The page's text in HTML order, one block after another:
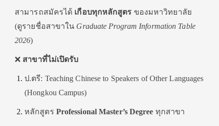
สามารถสมัครได้ เกือบทุกหลักสูตร ของมหาวิทยาลัย
(ดูรายชื่อสาขาใน Graduate Program Information Table
2026)
❌ สาขาที่ไม่เปิดรับ
ป.ตรี: Teaching Chinese to Speakers of Other Languages
(Hongkou Campus)
หลักสูตร Professional Master’s Degree ทุกสาขา